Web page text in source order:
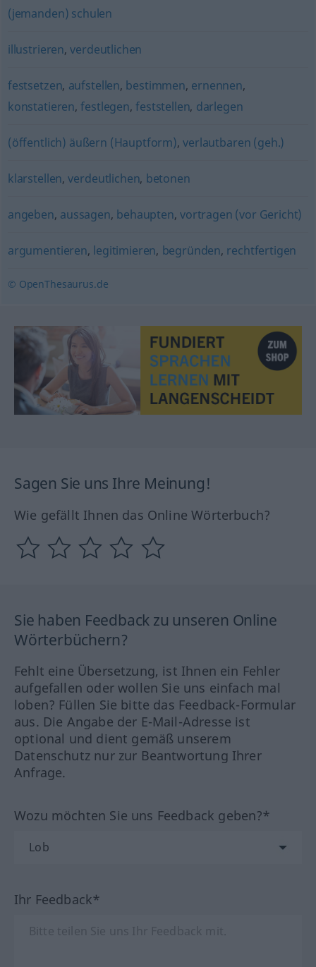
(jemanden) schulen
illustrieren,verdeutlichen
festsetzen, aufstellen, bestimmen, ernennen,
konstatieren,festlegen,feststellen, darlegen
(öffentlich) äußern (Hauptform),verlautbaren (geh.)
klarstellen,verdeutlichen, betonen
angeben, aussagen, behaupten, vortragen (vor Gericht)
argumentieren, legitimieren, begründen, rechtfertigen
© OpenThesaurus.de
Sagen Sie uns Ihre Meinung!
Wie gefällt Ihnen das Online Wörterbuch?
Sie haben Feedback zu unseren Online
Wörterbüchern?
Fehlt eine Übersetzung, ist Ihnen ein Fehler
aufgefallen oder wollen Sie uns einfach mal
loben? Füllen Sie bitte das Feedback-Formular
aus. Die Angabe der E-Mail-Adresse ist
optional und dient gemäß unserem
Datenschutz nur zur Beantwortung Ihrer
Anfrage.
Wozu möchten Sie uns Feedback geben?*
Ihr Feedback*